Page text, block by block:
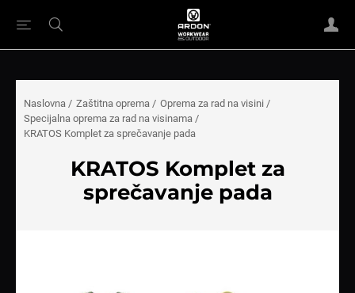
Naslovna / Zaštitna oprema / Oprema za rad na visini /
Specijalna oprema za rad na visinama /
KRATOS Komplet za sprečavanje pada
KRATOS Komplet za
sprečavanje pada